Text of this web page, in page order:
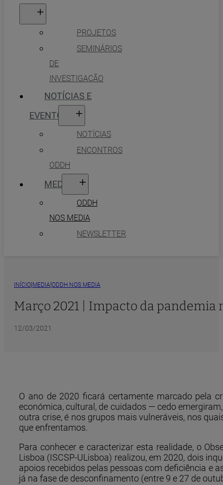
PROJETOS
SEMINÁRIOS
DE
INVESTIGAÇÃO
NOTÍCIAS E
EVENTOS
NOTÍCIAS
ENCONTROS
ODDH
MEDIA
ODDH
NOS MEDIA
NEWSLETTER
INÍCIO|MEDIA|ODDH NOS MEDIA
Março 2021 | Impacto da pandemia
12/03/2021
O ano de 2020 ficará certamente marcado pela
económica, cultural, de cuidados — cedo
outra crise, é nos grupos mais vulneráveis, nos
que enfrentamos.
Para conhecer e caracterizar esta realidade, o
Lisboa (ISCSP-ULisboa) realizou, em 2020, dois
apoios recebidos pelas pessoas com deficiência e
já na fase de desconfinamento (entre 9 e 27 de